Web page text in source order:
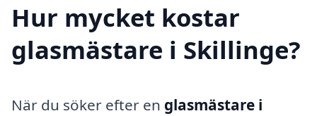
Hur mycket kostar
glasmästare i Skillinge?
När du söker efter en glasmästare i